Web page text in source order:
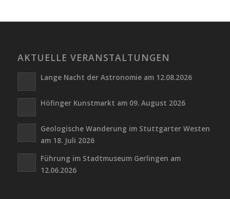
AKTUELLE VERANSTALTUNGEN
Lange Nacht der Astronomie am 12.08.2026
Höfinger Kunstmarkt am 09. August 2026
Geologische Wanderung im Stuttgarter Westen
am 18. Juli 2026
Führung im Stadtmuseum Gerlingen am
12.06.2026